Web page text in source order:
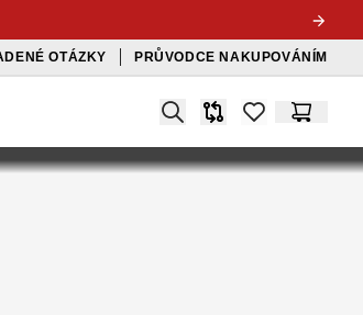
OTÁZKY PRŮVODCE NAKUPOVÁNÍM
Search
Srovnávačitems inKošík